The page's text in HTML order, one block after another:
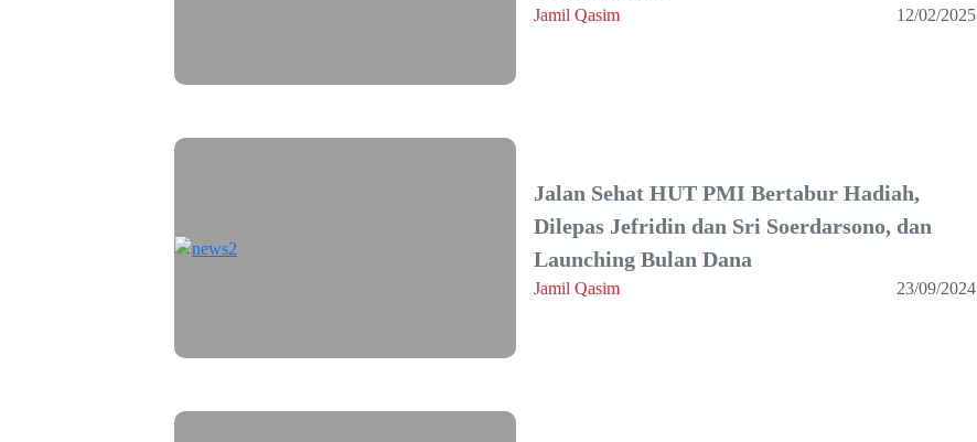
Jamil Qasim 12/02/2025
Jalan Sehat HUT PMI Bertabur Hadiah,
Dilepas Jefridin dan Sri Soerdarsono, dan
Launching Bulan Dana
Jamil Qasim 23/09/2024